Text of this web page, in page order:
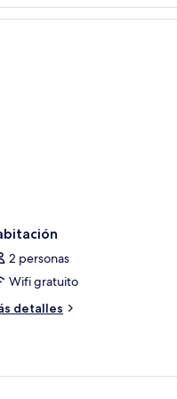
2 personas
Wifi gratuito
detalles